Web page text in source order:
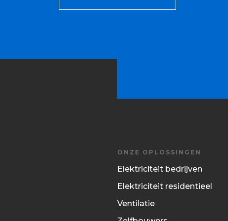
ONZE OPLOSSINGEN
Elektriciteit bedrijven
Elektriciteit residentieel
Ventilatie